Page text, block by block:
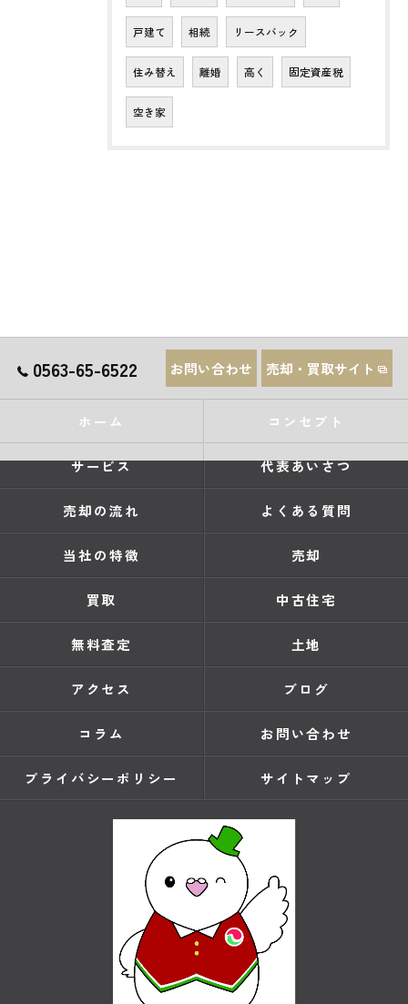
戸建て 相続 リースバック
住み替え 離婚 高く 固定資産税
空き家
0563-65-6522 お問い合わせ 売却・買取サイト
ホーム コンセプト
サービス 代表あいさつ
売却の流れ よくある質問
当社の特徴 売却
買取 中古住宅
無料査定 土地
アクセス ブログ
コラム お問い合わせ
プライバシーポリシー サイトマップ